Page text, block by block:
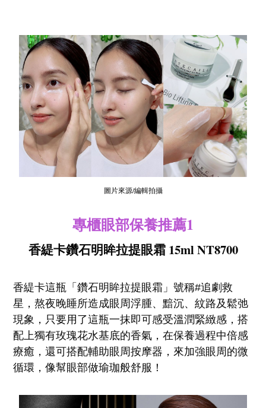
圖片來源/編輯拍攝
專櫃眼部保養推薦1
香緹卡鑽石明眸拉提眼霜 15ml NT8700
香緹卡這瓶「鑽石明眸拉提眼霜」號稱#追劇救
星，熬夜晚睡所造成眼周浮腫、黯沉、紋路及鬆弛
現象，只要用了這瓶一抹即可感受溫潤緊緻感，搭
配上獨有玫瑰花水基底的香氣，在保養過程中倍感
療癒，還可搭配輔助眼周按摩器，來加強眼周的微
循環，像幫眼部做瑜珈般舒服！